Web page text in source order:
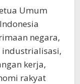
Umum
negara,
kerja,
rakyat